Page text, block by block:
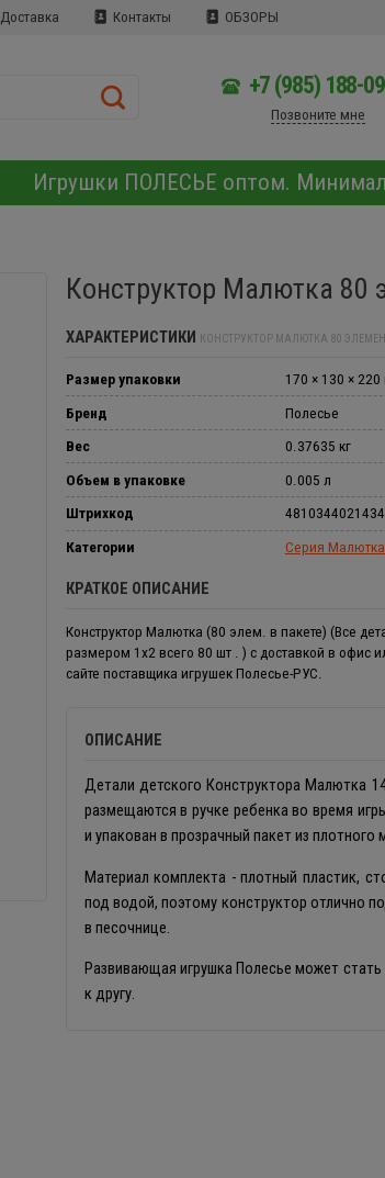
Доставка Контакты ОБЗОРЫ
+7 (985) 188-
Позвоните мне
Игрушки ПОЛЕСЬЕ оптом.
Конструктор Малютка 80
ХАРАКТЕРИСТИКИ КОНСТРУКТОР МАЛЮТКА 80
Размер упаковки
170 × 130 ×
Бренд
Полесье
Вес
0.37635 кг
Объем в упаковке
0.005 л
Штрихкод
4810344021434
Категории
Серия Малютка
КРАТКОЕ ОПИСАНИЕ
Конструктор Малютка (80 элем. в пакете) (Все
размером 1х2 всего 80 шт . ) с доставкой в офис
сайте поставщика игрушек Полесье-РУС.
ОПИСАНИЕ
Детали детского Конструктора Малютка
размещаются в ручке ребенка во время
и упакован в прозрачный пакет из плотного
Материал комплекта - плотный пластик,
под водой, поэтому конструктор отлично
в песочнице.
Развивающая игрушка Полесье может
к другу.